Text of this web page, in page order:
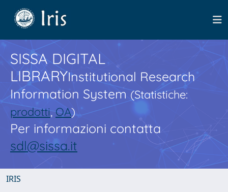
SISSA DIGITAL
LIBRARYInstitutional Research
Information System(Statistiche:
prodotti,OA)
Per informazioni contatta
sdl@sissa.it
IRIS